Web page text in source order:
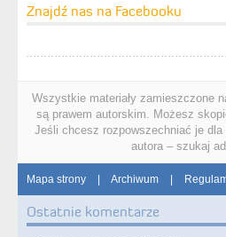
Znajdź nas na Facebooku
Wszystkie materiały zamieszczone
są prawem autorskim. Możesz
Jeśli chcesz rozpowszechniać je
autora – szukaj
Mapa strony | Archiwum |
Ostatnie komentarze